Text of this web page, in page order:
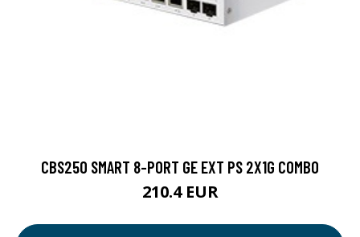
CBS250 SMART 8-PORT GE EXT PS 2X1G COMBO
210.4 EUR